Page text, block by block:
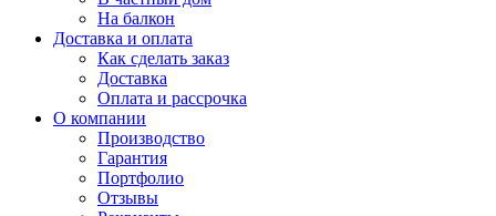
На балкон
Доставка и оплата
Как сделать заказ
Доставка
Оплата и рассрочка
О компании
Производство
Гарантия
Портфолио
Отзывы